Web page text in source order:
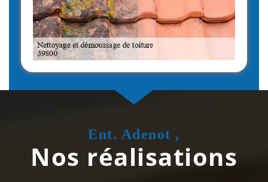
Ent. Adenot ,
Nos réalisations